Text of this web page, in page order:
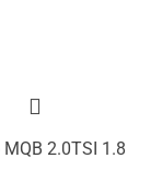
2.0TSI 1.8